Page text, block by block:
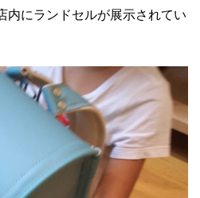
内にランドセルが展示されてい